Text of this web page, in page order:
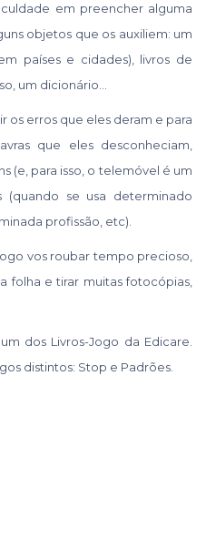
em preencher alguma
objetos que os auxiliem: um
países e cidades), livros de
um dicionário…
os erros que eles deram e para
que eles desconheciam,
(e, para isso, o telemóvel é um
se usa determinado
profissão, etc).
vos roubar tempo precioso,
folha e tirar muitas fotocópias,
dos Livros-Jogo da Edicare.
distintos: Stop e Padrões.